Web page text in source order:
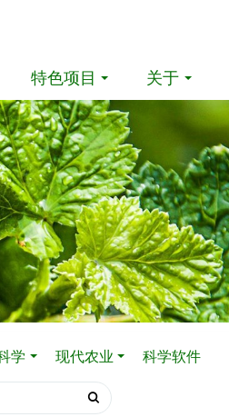
特色项目 关于
学 现代农业 科学软件